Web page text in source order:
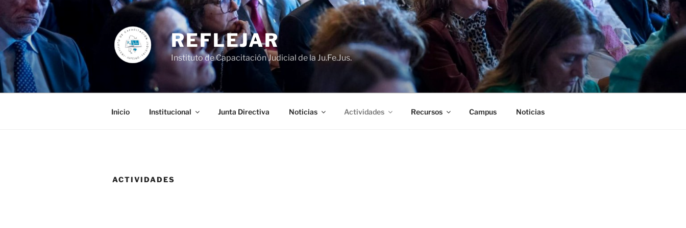
contenido
REFLEJAR
Instituto de Capacitación Judicial de la Ju.Fe.Jus.
Inicio Institucional Junta Directiva Noticias Actividades Recursos Campus Noticias
ACTIVIDADES